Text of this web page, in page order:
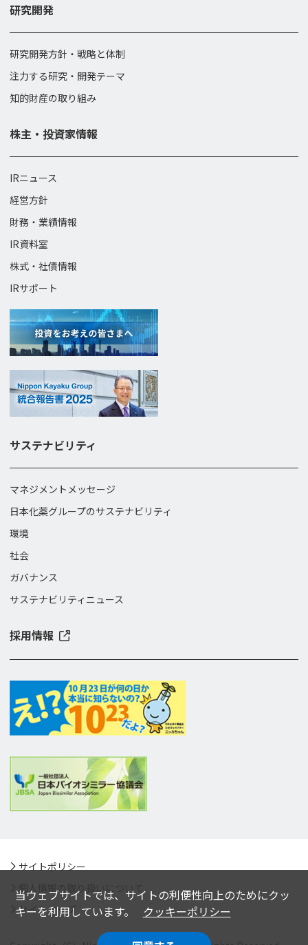
当ウェブサイトでは、サイトの利便性向上のためにクッ
キーを利用しています。
クッキーポリシー
研究開発
研究開発方針・戦略と体制
注力する研究・開発テーマ
知的財産の取り組み
株主・投資家情報
IRニュース
経営方針
財務・業績情報
IR資料室
株式・社債情報
IRサポート
サステナビリティ
マネジメントメッセージ
日本化薬グループのサステナビリティ
環境
社会
ガバナンス
サステナビリティニュース
採用情報
サイトポリシー
個人情報の取り扱いについて
サイトマップ